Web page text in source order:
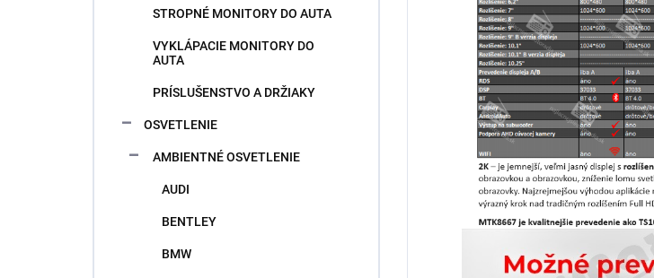
STROPNÉ MONITORY DO AUTA
VYKLÁPACIE MONITORY DO
AUTA
PRÍSLUŠENSTVO A DRŽIAKY
OSVETLENIE
AMBIENTNÉ OSVETLENIE
AUDI
BENTLEY
BMW